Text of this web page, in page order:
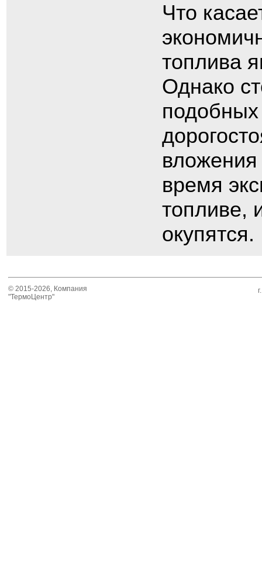
Что
топлива
Однако
время
топливе,
окупятся.
© 2015-2026, Компания
"ТермоЦентр"